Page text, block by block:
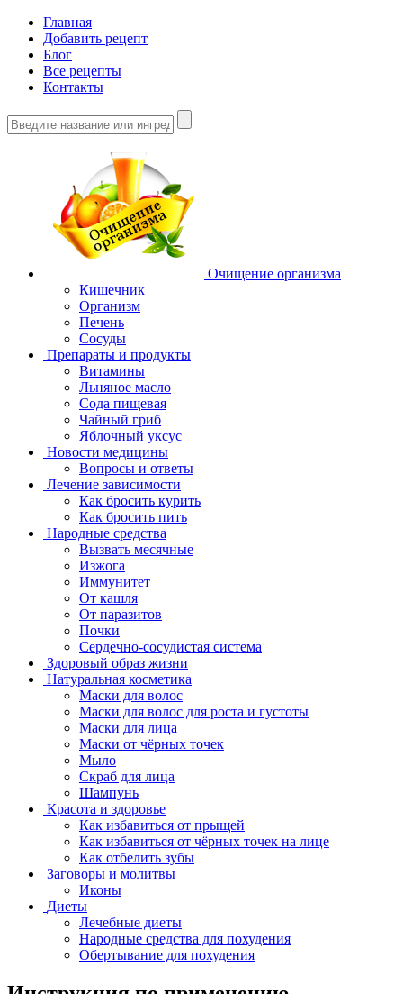
Главная
Добавить рецепт
Блог
Все рецепты
Контакты
Очищение организма
Кишечник
Организм
Печень
Сосуды
Препараты и продукты
Витамины
Льняное масло
Сода пищевая
Чайный гриб
Яблочный уксус
Новости медицины
Вопросы и ответы
Лечение зависимости
Как бросить курить
Как бросить пить
Народные средства
Вызвать месячные
Изжога
Иммунитет
От кашля
От паразитов
Почки
Сердечно-сосудистая система
Здоровый образ жизни
Натуральная косметика
Маски для волос
Маски для волос для роста и густоты
Маски для лица
Маски от чёрных точек
Мыло
Скраб для лица
Шампунь
Красота и здоровье
Как избавиться от прыщей
Как избавиться от чёрных точек на лице
Как отбелить зубы
Заговоры и молитвы
Иконы
Диеты
Лечебные диеты
Народные средства для похудения
Обертывание для похудения